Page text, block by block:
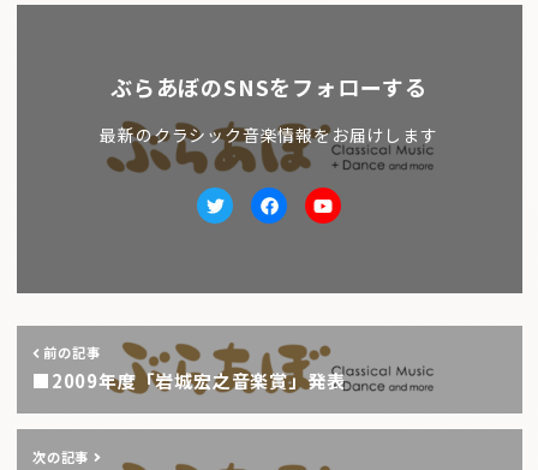
ぶらあぼのSNSをフォローする
最新のクラシック音楽情報をお届けします
TwitterfacebookYoutube
前の記事
■2009年度「岩城宏之音楽賞」発表
次の記事